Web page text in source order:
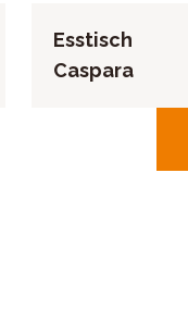
Esstisch
Caspara